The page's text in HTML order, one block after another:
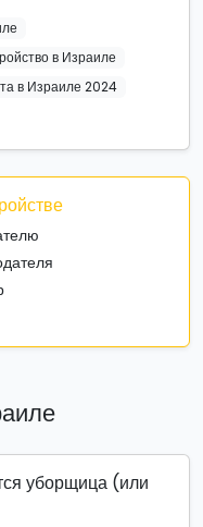
в Израиле
в Израиле 2024
уборщица (или